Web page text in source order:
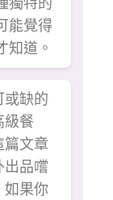
能覺得
知道。
或缺的
級餐
篇文章
出品嚐
如果你